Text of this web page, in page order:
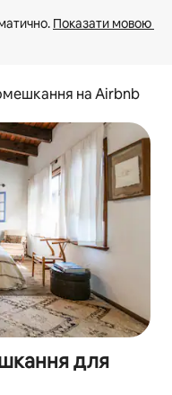
Показати мовою
на Airbnb
для